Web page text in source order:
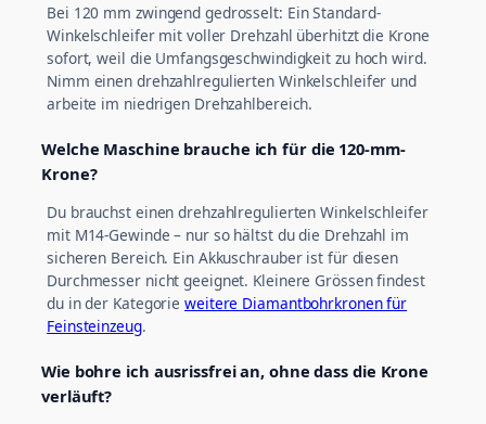
Bei 120 mm zwingend gedrosselt: Ein Standard-
Winkelschleifer mit voller Drehzahl überhitzt die Krone
sofort, weil die Umfangsgeschwindigkeit zu hoch wird.
Nimm einen drehzahlregulierten Winkelschleifer und
arbeite im niedrigen Drehzahlbereich.
Welche Maschine brauche ich für die 120-mm-
Krone?
Du brauchst einen drehzahlregulierten Winkelschleifer
mit M14-Gewinde – nur so hältst du die Drehzahl im
sicheren Bereich. Ein Akkuschrauber ist für diesen
Durchmesser nicht geeignet. Kleinere Grössen findest
du in der Kategorieweitere Diamantbohrkronen für
Feinsteinzeug.
Wie bohre ich ausrissfrei an, ohne dass die Krone
verläuft?